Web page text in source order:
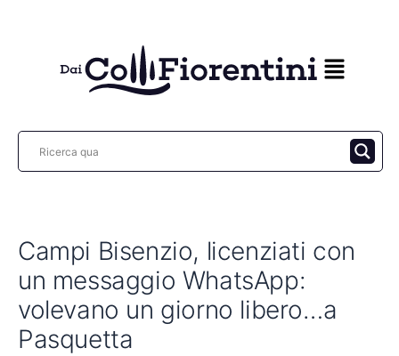
Campi Bisenzio, licenziati con
un messaggio WhatsApp:
volevano un giorno libero…a
Pasquetta